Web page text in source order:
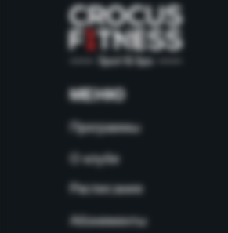
МЕНЮ
Программы
Расписание
Абонементы
О клубе